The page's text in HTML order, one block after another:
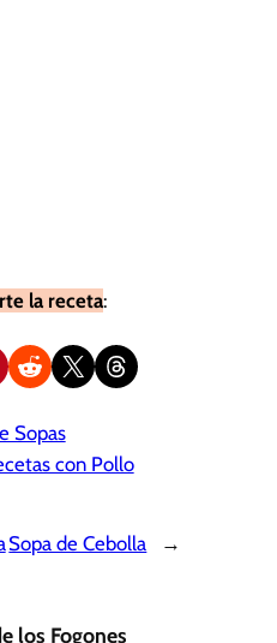
la receta:
en Pinterest
Compartir en Reddit
Compartir en X Share on Threads
Sopas
con Pollo
Sopa de Cebolla →
los Fogones